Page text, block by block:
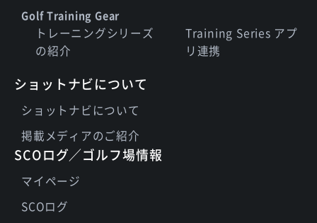
Golf Training Gear
トレーニングシリーズ
の紹介
Training Series アプ
リ連携
ショットナビについて
ショットナビについて
掲載メディアのご紹介
SCOログ／ゴルフ場情報
マイページ
SCOログ